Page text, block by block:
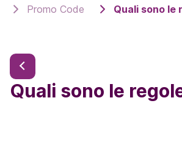
Promo Code
Quali sono le
Quali sono le